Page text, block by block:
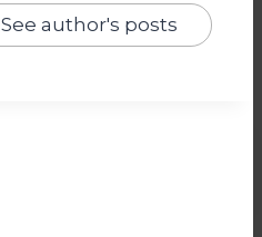
See author's posts